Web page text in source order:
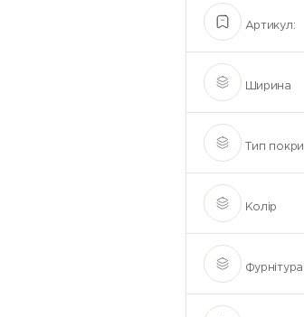
Артикул:
Ширина
Тип
Колір
Фурнітура